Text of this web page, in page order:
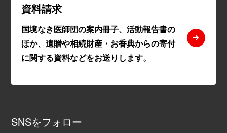
資料請求
国境なき医師団の案内冊子、活動報告書の
ほか、遺贈や相続財産・お香典からの寄付
に関する資料などをお送りします。
SNSをフォロー